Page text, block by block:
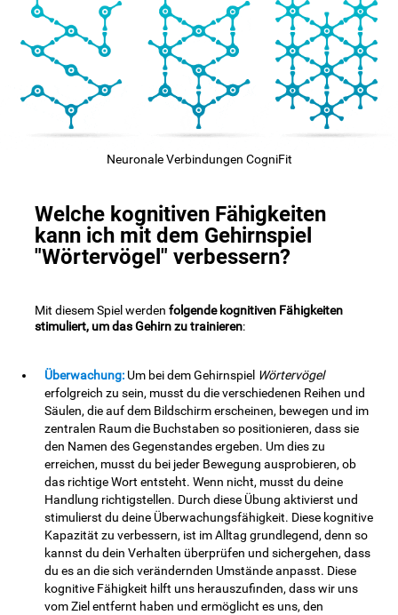
Neuronale Verbindungen CogniFit
Welche kognitiven Fähigkeiten
kann ich mit dem Gehirnspiel
"Wörtervögel" verbessern?
Mit diesem Spiel werden folgende kognitiven Fähigkeiten
stimuliert, um das Gehirn zu trainieren:
Überwachung: Um bei dem Gehirnspiel Wörtervögel
erfolgreich zu sein, musst du die verschiedenen Reihen und
Säulen, die auf dem Bildschirm erscheinen, bewegen und im
zentralen Raum die Buchstaben so positionieren, dass sie
den Namen des Gegenstandes ergeben. Um dies zu
erreichen, musst du bei jeder Bewegung ausprobieren, ob
das richtige Wort entsteht. Wenn nicht, musst du deine
Handlung richtigstellen. Durch diese Übung aktivierst und
stimulierst du deine Überwachungsfähigkeit. Diese kognitive
Kapazität zu verbessern, ist im Alltag grundlegend, denn so
kannst du dein Verhalten überprüfen und sichergehen, dass
du es an die sich verändernden Umstände anpasst. Diese
kognitive Fähigkeit hilft uns herauszufinden, dass wir uns
vom Ziel entfernt haben und ermöglicht es uns, den